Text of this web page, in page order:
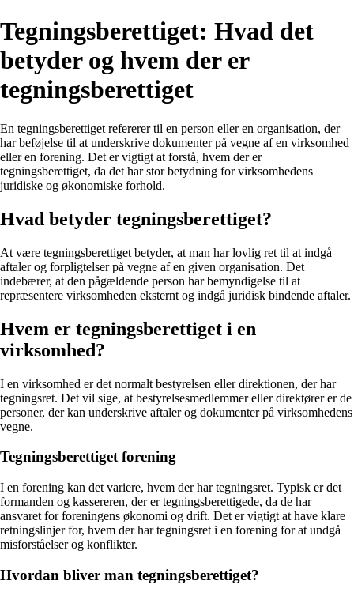
Tegningsberettiget: Hvad det
betyder og hvem der er
tegningsberettiget
En tegningsberettiget refererer til en person eller en organisation, der
har beføjelse til at underskrive dokumenter på vegne af en virksomhed
eller en forening. Det er vigtigt at forstå, hvem der er
tegningsberettiget, da det har stor betydning for virksomhedens
juridiske og økonomiske forhold.
Hvad betyder tegningsberettiget?
At være tegningsberettiget betyder, at man har lovlig ret til at indgå
aftaler og forpligtelser på vegne af en given organisation. Det
indebærer, at den pågældende person har bemyndigelse til at
repræsentere virksomheden eksternt og indgå juridisk bindende aftaler.
Hvem er tegningsberettiget i en
virksomhed?
I en virksomhed er det normalt bestyrelsen eller direktionen, der har
tegningsret. Det vil sige, at bestyrelsesmedlemmer eller direktører er de
personer, der kan underskrive aftaler og dokumenter på virksomhedens
vegne.
Tegningsberettiget forening
I en forening kan det variere, hvem der har tegningsret. Typisk er det
formanden og kassereren, der er tegningsberettigede, da de har
ansvaret for foreningens økonomi og drift. Det er vigtigt at have klare
retningslinjer for, hvem der har tegningsret i en forening for at undgå
misforståelser og konflikter.
Hvordan bliver man tegningsberettiget?